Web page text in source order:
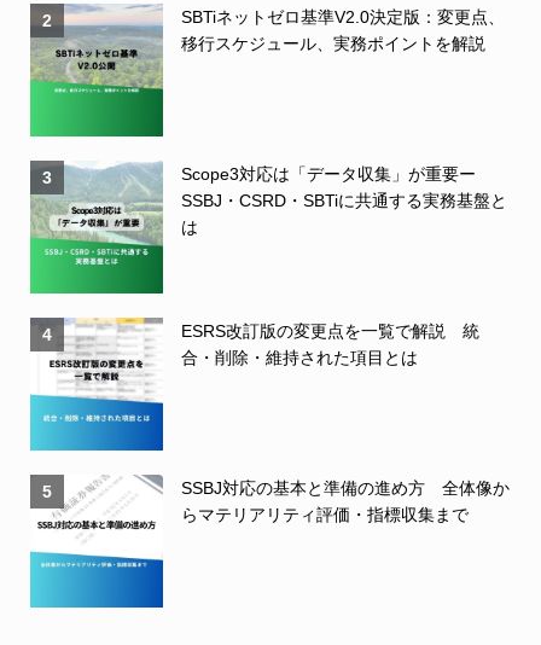
2
SBTiネットゼロ基準V2.0決定版：変更点、
移行スケジュール、実務ポイントを解説
3
Scope3対応は「データ収集」が重要ー
SSBJ・CSRD・SBTiに共通する実務基盤と
は
4
ESRS改訂版の変更点を一覧で解説 統
合・削除・維持された項目とは
5
SSBJ対応の基本と準備の進め方 全体像か
らマテリアリティ評価・指標収集まで